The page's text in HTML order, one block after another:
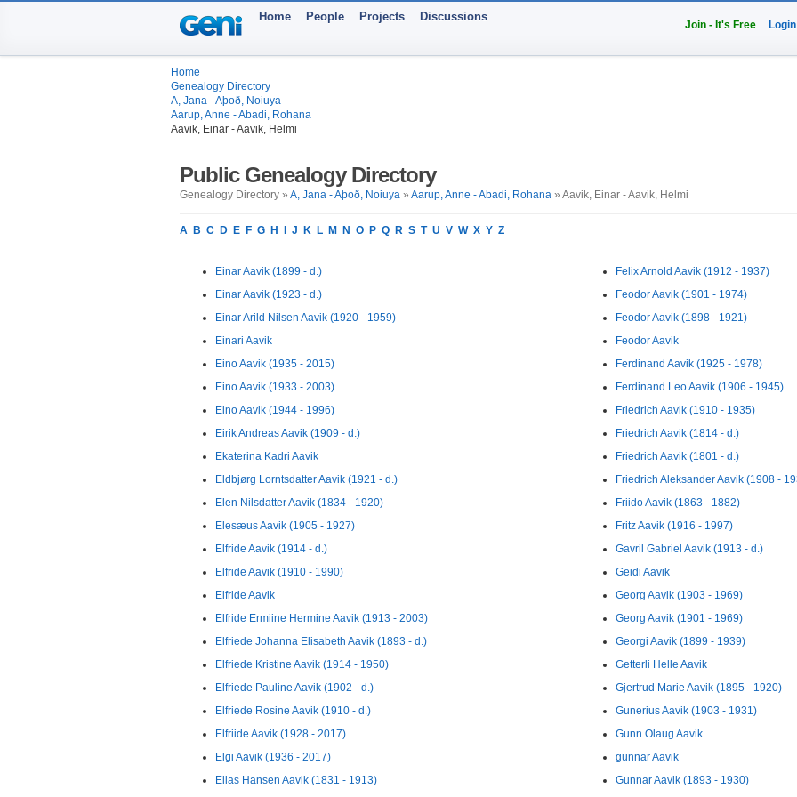
Join - It's Free Login
Home People Projects Discussions
Home
Genealogy Directory
A, Jana - Aþoð, Noiuya
Aarup, Anne - Abadi, Rohana
Aavik, Einar - Aavik, Helmi
Public Genealogy Directory
Genealogy Directory » A, Jana - Aþoð, Noiuya » Aarup, Anne - Abadi, Rohana » Aavik, Einar - Aavik, Helmi
A B C D E F G H J K L M N O P Q R S T U V W X Y Z
Einar Aavik (1899 - d.)
Einar Aavik (1923 - d.)
Einar Arild Nilsen Aavik (1920 - 1959)
Einari Aavik
Eino Aavik (1935 - 2015)
Eino Aavik (1933 - 2003)
Eino Aavik (1944 - 1996)
Eirik Andreas Aavik (1909 - d.)
Ekaterina Kadri Aavik
Eldbjørg Lorntsdatter Aavik (1921 - d.)
Elen Nilsdatter Aavik (1834 - 1920)
Elesæus Aavik (1905 - 1927)
Elfride Aavik (1914 - d.)
Elfride Aavik (1910 - 1990)
Elfride Aavik
Elfride Ermiine Hermine Aavik (1913 - 2003)
Elfriede Johanna Elisabeth Aavik (1893 - d.)
Elfriede Kristine Aavik (1914 - 1950)
Elfriede Pauline Aavik (1902 - d.)
Elfriede Rosine Aavik (1910 - d.)
Elfriide Aavik (1928 - 2017)
Elgi Aavik (1936 - 2017)
Elias Hansen Aavik (1831 - 1913)
Felix Arnold Aavik (1912 - 1937)
Feodor Aavik (1901 - 1974)
Feodor Aavik (1898 - 1921)
Feodor Aavik
Ferdinand Aavik (1925 - 1978)
Ferdinand Leo Aavik (1906 - 1945)
Friedrich Aavik (1910 - 1935)
Friedrich Aavik (1814 - d.)
Friedrich Aavik (1801 - d.)
Friedrich Aleksander Aavik (1908 -
Friido Aavik (1863 - 1882)
Fritz Aavik (1916 - 1997)
Gavril Gabriel Aavik (1913 - d.)
Geidi Aavik
Georg Aavik (1903 - 1969)
Georg Aavik (1901 - 1969)
Georgi Aavik (1899 - 1939)
Getterli Helle Aavik
Gjertrud Marie Aavik (1895 - 1920)
Gunerius Aavik (1903 - 1931)
Gunn Olaug Aavik
gunnar Aavik
Gunnar Aavik (1893 - 1930)